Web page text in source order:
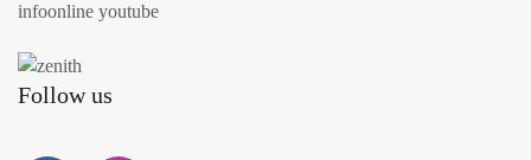
infoonline youtube
Follow us